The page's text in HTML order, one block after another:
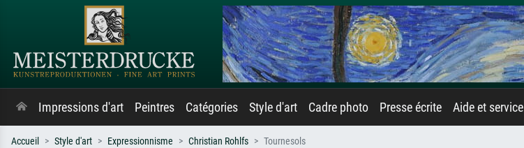
Impressions d'art Peintres Catégories Style d'art Cadre photo Presse écrite Aide et service
Accueil Style d'art Expressionnisme Christian Rohlfs Tournesols